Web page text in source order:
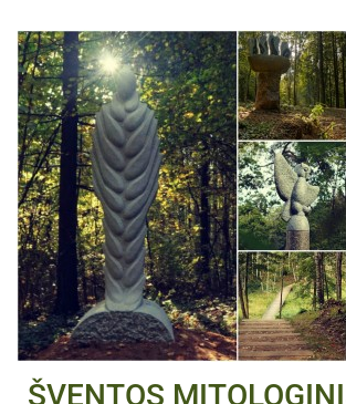
ŠVENTOS